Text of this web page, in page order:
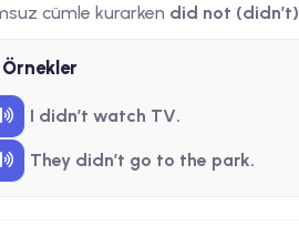
cümle kurarken did not (didn’t)
Örnekler
I didn’t watch TV.
They didn’t go to the park.